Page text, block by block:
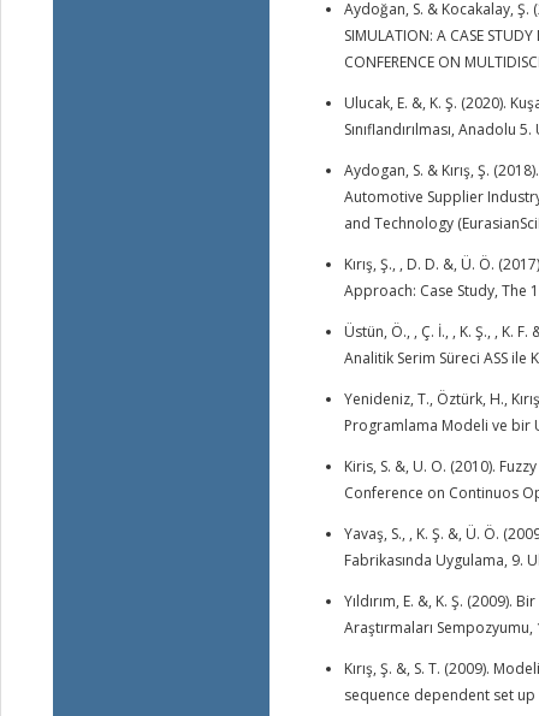
Aydoğan, S. & Kocakalay, Ş.
SIMULATION: A CASE
CONFERENCE ON
Ulucak, E. &, K. Ş. (2020).
Sınıflandırılması, Anadolu
Aydogan, S. & Kırış, Ş.
Automotive Supplier
and Technology
Kırış, Ş., , D. D. &, Ü. Ö.
Approach: Case Study, The
Üstün, Ö., , Ç. İ., , K. Ş., , K.
Analitik Serim Süreci ASS ile
Yenideniz, T., Öztürk, H.,
Programlama Modeli ve bir
Kiris, S. &, U. O. (2010).
Conference on Continuos
Yavaş, S., , K. Ş. &, Ü. Ö.
Fabrikasında Uygulama, 9.
Yıldırım, E. &, K. Ş. (2009).
Araştırmaları Sempozyumu,
Kırış, Ş. &, S. T. (2009).
sequence dependent set up